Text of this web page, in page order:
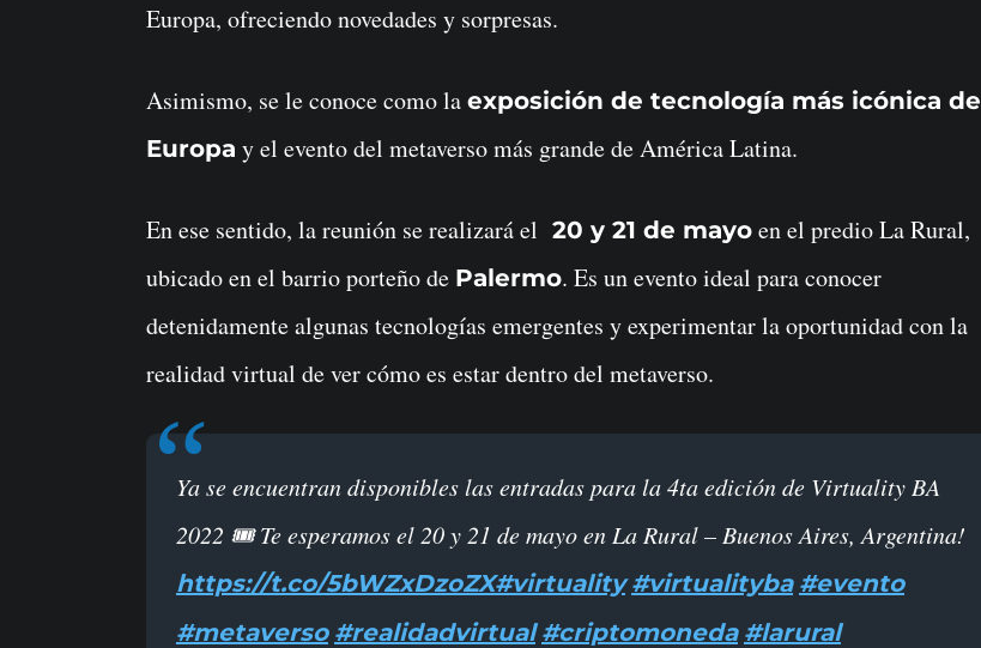
Europa, ofreciendo novedades y sorpresas.
Asimismo, se le conoce como la exposición de tecnología más icónica de
Europa y el evento del metaverso más grande de América Latina.
En ese sentido, la reunión se realizará el 20 y 21 de mayo en el predio La Rural,
ubicado en el barrio porteño de Palermo. Es un evento ideal para conocer
detenidamente algunas tecnologías emergentes y experimentar la oportunidad con la
realidad virtual de ver cómo es estar dentro del metaverso.
Ya se encuentran disponibles las entradas para la 4ta edición de Virtuality BA
2022 🎟 Te esperamos el 20 y 21 de mayo en La Rural – Buenos Aires, Argentina!
https://t.co/5bWZxDzoZX#virtuality #virtualityba #evento
#metaverso #realidadvirtual #criptomoneda #larural